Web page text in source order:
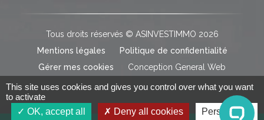
Tous droits réservés © ASINVESTIMMO 2026
Mentions légales
Politique de confidentialité
Gérer mes cookies
Conception General Web
This site uses cookies and gives you control over what you want
to activate
OK, accept all
Deny all cookies Personalize